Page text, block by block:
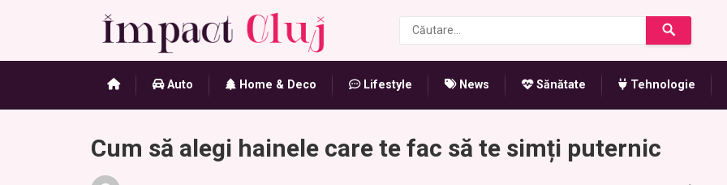
Auto Home & Deco Lifestyle News Sănătate Tehnologie
Cum să alegi hainele care te fac să te simți puternic